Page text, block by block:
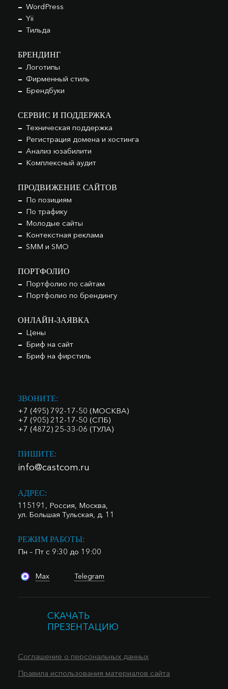
WordPress
Yii
Тильда
БРЕНДИНГ
Логотипы
Фирменный стиль
Брендбуки
СЕРВИС И ПОДДЕРЖКА
Техническая поддержка
Регистрация домена и хостинга
Анализ юзабилити
Комплексный аудит
ПРОДВИЖЕНИЕ САЙТОВ
По позициям
По трафику
Молодые сайты
Контекстная реклама
SMM и SMO
ПОРТФОЛИО
Портфолио по сайтам
Портфолио по брендингу
ОНЛАЙН-ЗАЯВКА
Цены
Бриф на сайт
Бриф на фирстиль
ЗВОНИТЕ:
+7 (495) 792-17-50 (МОСКВА)
+7 (905) 212-17-50 (СПБ)
+7 (4872) 25-33-06 (ТУЛА)
ПИШИТЕ:
info@castcom.ru
АДРЕС:
115191, Россия, Москва,
ул. Большая Тульская, д. 11
РЕЖИМ РАБОТЫ:
Пн – Пт с 9:30 до 19:00
Max Telegram
СКАЧАТЬ
ПРЕЗЕНТАЦИЮ
Соглашение о персональных данных
Правила использования материалов сайта